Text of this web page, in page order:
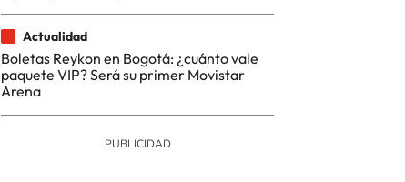
Actualidad
Boletas Reykon en Bogotá: ¿cuánto vale
paquete VIP? Será su primer Movistar
Arena